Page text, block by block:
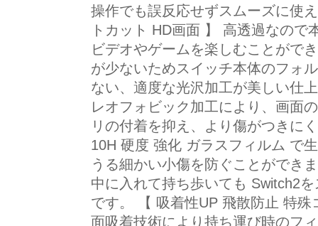
操作でも誤反応せずスムーズに使
トカット HD画面 】 高透過なので
ビデオやゲームを楽しむことがで
が少ないためスイッチ本体のフォ
ない、適度な光沢加工が美しい仕
レオフォビック加工により、画面
リの付着を抑え、より傷がつきに
10H 硬度 強化 ガラスフィルム で
うる細かい小傷を防ぐことができ
中に入れて持ち歩いても Switch2
です。 【 吸着性UP 飛散防止 特
面吸着技術により持ち運び時のフ